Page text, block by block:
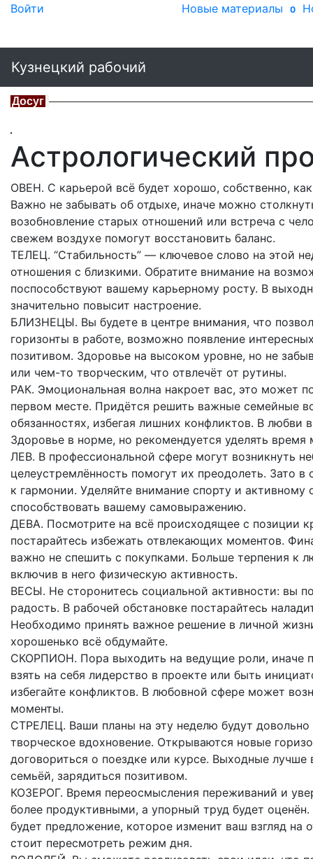
Войти Новые материалы 0
Кузнецкий рабочий
Досуг
Астрологический
ОВЕН. С карьерой всё будет хорошо, собственно,
Важно не забывать об отдыхе, иначе можно
возобновление старых отношений или встреча с
свежем воздухе помогут восстановить баланс.
ТЕЛЕЦ. “Стабильность” — ключевое слово на этой
отношения с близкими. Обратите внимание на
поспособствуют вашему карьерному росту. В
значительно повысит настроение.
БЛИЗНЕЦЫ. Вы будете в центре внимания, что
горизонты в работе, возможно появление
позитивом. Здоровье на высоком уровне, но не
или чем-то творческим, что отвлечёт от рутины.
РАК. Эмоциональная волна накроет вас, это может
первом месте. Придётся решить важные семейные
обязанностях, избегая лишних конфликтов. В
Здоровье в норме, но рекомендуется уделять время
ЛЕВ. В профессиональной сфере могут возникнуть
целеустремлённость помогут их преодолеть. Зато
к гармонии. Уделяйте внимание спорту и
способствовать вашему самовыражению.
ДЕВА. Посмотрите на всё происходящее с позиции
постарайтесь избежать отвлекающих моментов.
важно не спешить с покупками. Больше терпения к
включив в него физическую активность.
ВЕСЫ. Не сторонитесь социальной активности: вы
радость. В рабочей обстановке постарайтесь
Необходимо принять важное решение в личной
хорошенько всё обдумайте.
СКОРПИОН. Пора выходить на ведущие роли, иначе
взять на себя лидерство в проекте или быть
избегайте конфликтов. В любовной сфере может
моменты.
СТРЕЛЕЦ. Ваши планы на эту неделю будут
творческое вдохновение. Открываются новые
договориться о поездке или курсе. Выходные
семьёй, зарядиться позитивом.
КОЗЕРОГ. Время переосмысления переживаний и
более продуктивными, а упорный труд будет
будет предложение, которое изменит ваш взгляд
стоит пересмотреть режим дня.